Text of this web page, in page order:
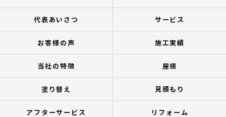
代表あいさつ サービス
お客様の声 施工実績
当社の特徴 屋根
塗り替え 見積もり
アフターサービス リフォーム